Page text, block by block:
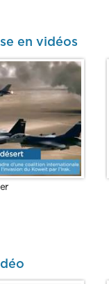
en vidéos